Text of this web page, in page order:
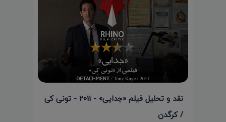
نقد و تحلیل فیلم «جدایی» - 2011 - تونی کی
/ کرگدن